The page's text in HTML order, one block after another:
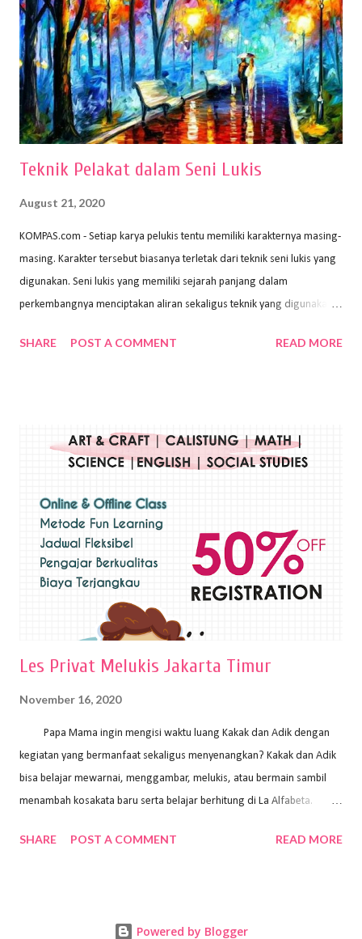
nyaman dan maksimal. Bahan kertas yang baik salah satu syaratnya
adalah tidak mudah sobek, mengingat menggambar merupakan
proses menggores dan menghapus. Kertas adalah bahan yang paling
ideal digunakan untuk menggambar. Dalam menggambar
menggunakan pen...
Teknik Pelakat dalam Seni Lukis
August 21, 2020
KOMPAS.com - Setiap karya pelukis tentu memiliki karakternya masing-
masing. Karakter tersebut biasanya terletak dari teknik seni lukis yang
digunakan. Seni lukis yang memiliki sejarah panjang dalam
perkembangnya menciptakan aliran sekaligus teknik yang digunakan.
Wayan Kun Adnyana, teknik yang berbeda tentunya akan
menggunakan bahan dasar cat air, cat akrilik, atau cat minyak dengan
sapuan warna cat yang tebal. Dengan memberikan sapuan warna
pelukis untuk menghasilkan lukisan yang mempesona dan tentunya
bernilai tinggi. Ciri teknik plakat Ciri-ciri teknik plakat, yaitu: Sapuan
warna yang kental dan tebal. Hasil lukisan menutupi seluruh bagian
medianya Mem...
SHARE POST A COMMENT READ MORE
Les Privat Melukis Jakarta Timur
November 16, 2020
Papa Mama ingin mengisi waktu luang Kakak dan Adik dengan
kegiatan yang bermanfaat sekaligus menyenangkan? Kakak dan Adik
bisa belajar mewarnai, menggambar, melukis, atau bermain sambil
menambah kosakata baru serta belajar berhitung di La Alfabeta.
kok untuk mengajar dengan metode yang fun, La Alfabeta
SHARE POST A COMMENT READ MORE
Powered by Blogger